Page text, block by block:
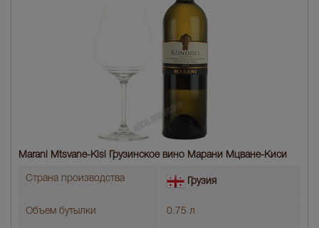
Marani Mtsvane-Kisi Грузинское вино Марани Мцване-Киси
Страна производства Грузия
Объем бутылки 0.75 л